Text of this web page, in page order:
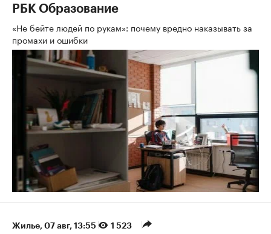
РБК Образование
«Не бейте людей по рукам»: почему вредно наказывать за
промахи и ошибки
Жилье⁠, 07 авг, 13:55 1 523